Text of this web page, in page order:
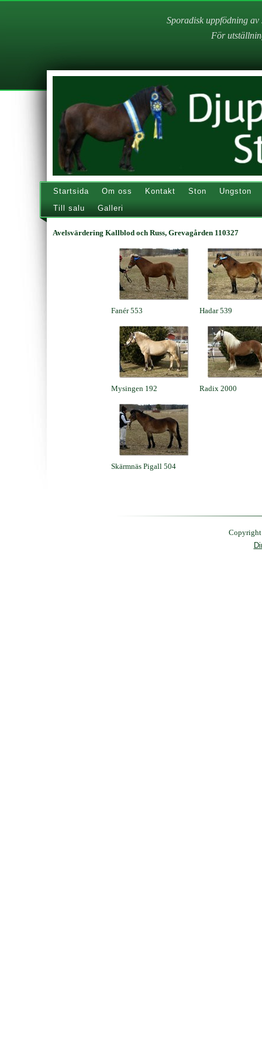
Sporadisk uppfödning av
För
Startsida Om oss Kontakt Ston
Ungston
Till salu
Galleri
Avelsvärdering Kallblod och Russ, Grevagården 110327
Fanér 553 Hadar 539
Mysingen 192 Radix 2000
Skärmnäs Pigall 504